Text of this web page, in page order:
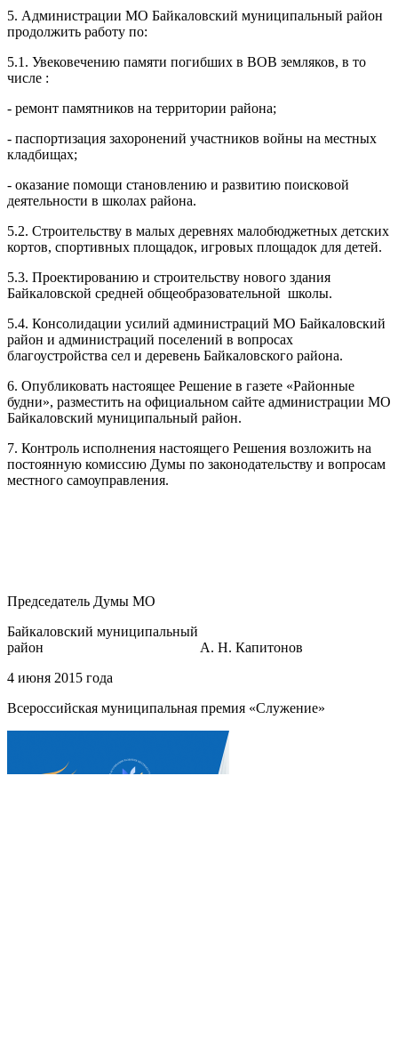
5. Администрации МО Байкаловский муниципальный район
продолжить работу по:
5.1. Увековечению памяти погибших в ВОВ земляков, в то
числе :
- ремонт памятников на территории района;
- паспортизация захоронений участников войны на местных
кладбищах;
- оказание помощи становлению и развитию поисковой
деятельности в школах района.
5.2. Строительству в малых деревнях малобюджетных детских
кортов, спортивных площадок, игровых площадок для детей.
5.3. Проектированию и строительству нового здания
Байкаловской средней общеобразовательной школы.
5.4. Консолидации усилий администраций МО Байкаловский
район и администраций поселений в вопросах
благоустройства сел и деревень Байкаловского района.
6. Опубликовать настоящее Решение в газете «Районные
будни», разместить на официальном сайте администрации МО
Байкаловский муниципальный район.
7. Контроль исполнения настоящего Решения возложить на
постоянную комиссию Думы по законодательству и вопросам
местного самоуправления.
Председатель Думы МО
Байкаловский муниципальный
район А. Н. Капитонов
4 июня 2015 года
Всероссийская муниципальная премия «Служение»